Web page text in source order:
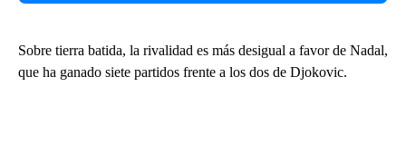
Sobre tierra batida, la rivalidad es más desigual a favor de Nadal,
que ha ganado siete partidos frente a los dos de Djokovic.